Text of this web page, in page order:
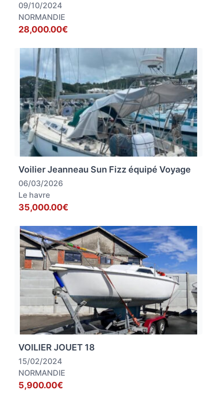
09/10/2024
NORMANDIE
28,000.00€
Voilier Jeanneau Sun Fizz équipé Voyage
06/03/2026
Le havre
35,000.00€
VOILIER JOUET 18
15/02/2024
NORMANDIE
5,900.00€